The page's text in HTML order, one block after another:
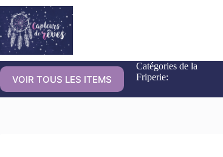
VOIR TOUS LES ITEMS
Catégories de la
Friperie: